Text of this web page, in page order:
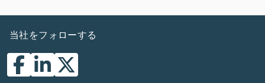
当社をフォローする